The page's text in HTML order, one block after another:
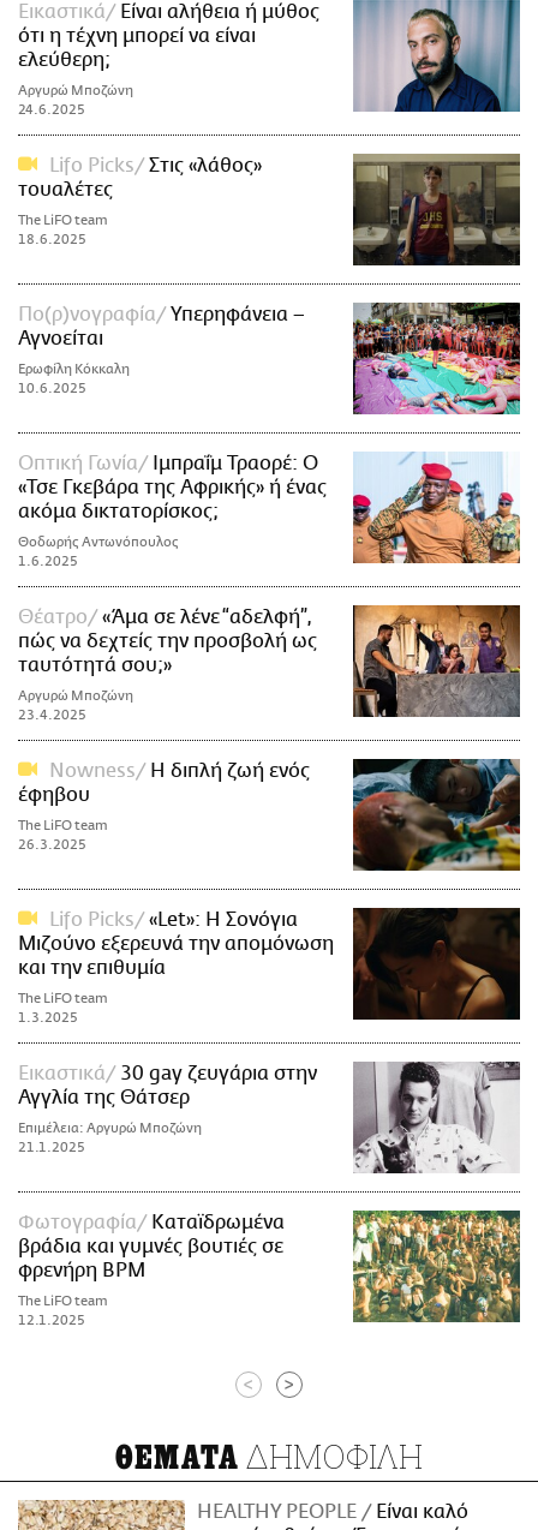
Εικαστικά
Είναι αλήθεια ή μύθος
ότι η τέχνη μπορεί να είναι
ελεύθερη;
Αργυρώ Μποζώνη
24.6.2025
Lifo Picks
Στις «λάθος»
τουαλέτες
The LiFO team
18.6.2025
Πο(ρ)νογραφία
Υπερηφάνεια –
Αγνοείται
Ερωφίλη Κόκκαλη
10.6.2025
Οπτική Γωνία
Ιμπραΐμ Τραορέ: O
«Τσε Γκεβάρα της Αφρικής» ή ένας
ακόμα δικτατορίσκος;
Θοδωρής Αντωνόπουλος
1.6.2025
Θέατρο
«Άμα σε λένε “αδελφή”,
πώς να δεχτείς την προσβολή ως
ταυτότητά σου;»
Αργυρώ Μποζώνη
23.4.2025
Nowness
Η διπλή ζωή ενός
έφηβου
The LiFO team
26.3.2025
Lifo Picks
«Let»: Η Σονόγια
Μιζούνο εξερευνά την απομόνωση
και την επιθυμία
The LiFO team
1.3.2025
Εικαστικά
30 gay ζευγάρια στην
Αγγλία της Θάτσερ
Επιμέλεια: Αργυρώ Μποζώνη
21.1.2025
Φωτογραφία
Καταϊδρωμένα
βράδια και γυμνές βουτιές σε
φρενήρη ΒPM
The LiFO team
12.1.2025
< >
ΘΕΜΑΤΑ ΔΗΜΟΦΙΛΗ
HEALTHY PEOPLE
Είναι καλό